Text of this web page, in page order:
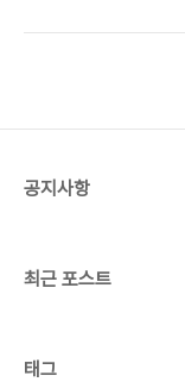
공지사항
최근 포스트
태그